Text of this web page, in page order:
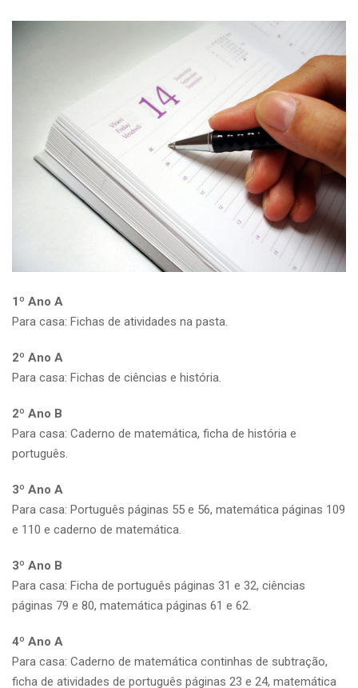
1º Ano A
Para casa: Fichas de atividades na pasta.
2º Ano A
Para casa: Fichas de ciências e história.
2º Ano B
Para casa: Caderno de matemática, ficha de história e
português.
3º Ano A
Para casa: Português páginas 55 e 56, matemática páginas 109
e 110 e caderno de matemática.
3º Ano B
Para casa: Ficha de português páginas 31 e 32, ciências
páginas 79 e 80, matemática páginas 61 e 62.
4º Ano A
Para casa: Caderno de matemática continhas de subtração,
ficha de atividades de português páginas 23 e 24, matemática